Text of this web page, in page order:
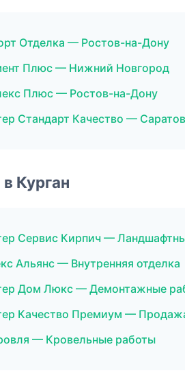
Отделка — Ростов-на-Дону
Плюс — Нижний Новгород
Плюс — Ростов-на-Дону
Стандарт Качество — Саратов
Курган
Сервис Кирпич —
Альянс — Внутренняя отделка
Дом Люкс — Демонтажные
Качество Премиум —
— Кровельные работы